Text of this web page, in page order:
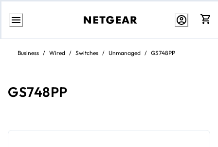
Aller
contenuBusiness / Wired / Switches / Unmanaged / GS748PP
GS748PP